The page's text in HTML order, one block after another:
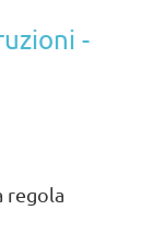
-
regola